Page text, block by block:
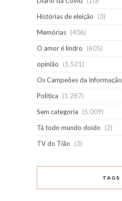
Histórias de eleição
(3)
Memórias (406)
O amor é lindro
(605)
opinião
(1.521)
Os Campeões da Informação
Política
(1.287)
Sem categoria
(5.009)
Tá todo mundo doido
(2)
TV do Tião
(3)
TAGS